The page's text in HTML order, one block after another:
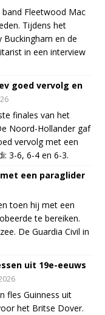
Fleetwood Mac
Tijdens het
Buckingham en de
in een interview
goed vervolg en
finales van het
Noord-Hollander gaf
vervolg met een
3-6, 6-4 en 6-3.
een paraglider
toen hij met een
te bereiken.
De Guardia Civil in
uit 19e-eeuws
fles Guinness uit
het Britse Dover.